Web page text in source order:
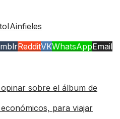
IAinfieles
RedditVKWhatsAppEmail
sobre el álbum de
para viajar